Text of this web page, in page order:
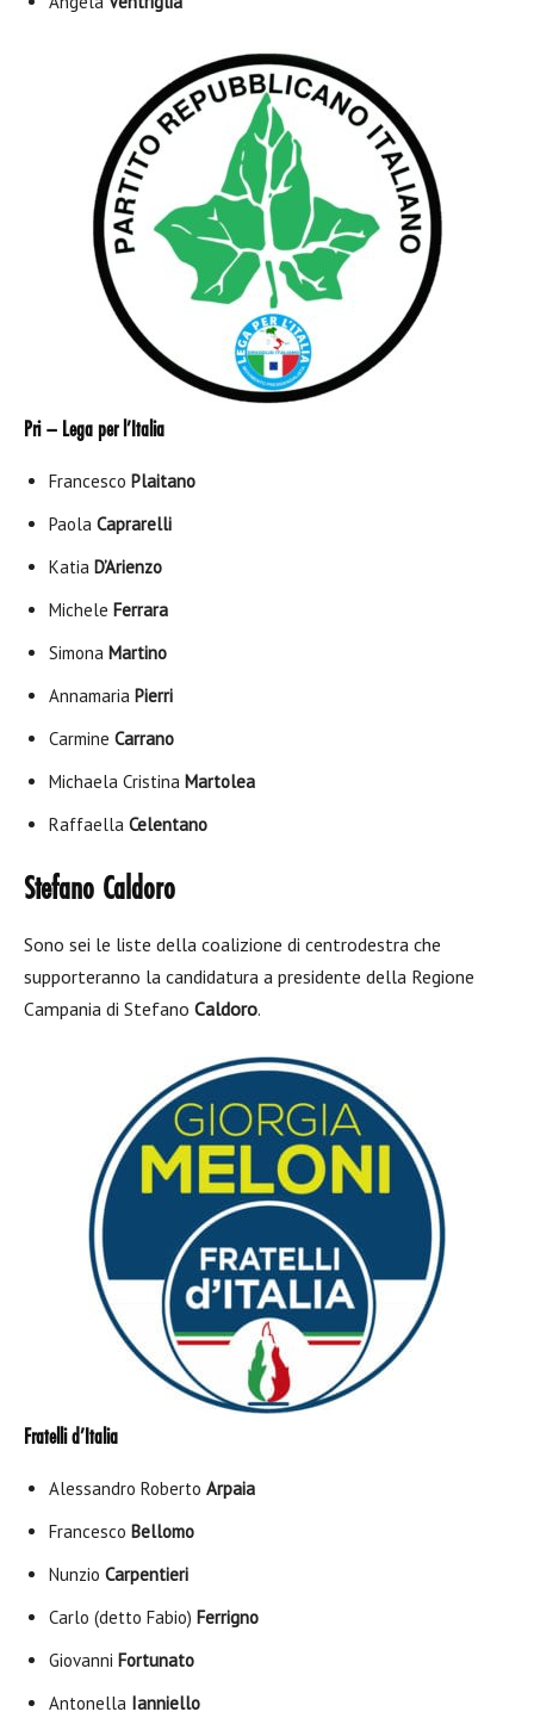
Pri – Lega per l’Italia
Francesco Plaitano
Paola Caprarelli
Katia D’Arienzo
Michele Ferrara
Simona Martino
Annamaria Pierri
Carmine Carrano
Michaela Cristina Martolea
Raffaella Celentano
Stefano Caldoro
Sono sei le liste della coalizione di centrodestra che
supporteranno la candidatura a presidente della Regione
Campania di Stefano Caldoro.
Fratelli d’Italia
Alessandro Roberto Arpaia
Francesco Bellomo
Nunzio Carpentieri
Carlo (detto Fabio) Ferrigno
Giovanni Fortunato
Antonella Ianniello